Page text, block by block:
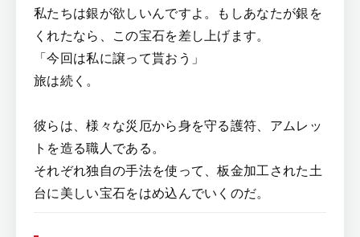
私たちは銀が欲しいんですよ。もしあなたが銀を
くれたなら、この宝石を差し上げます。
「今回は私に譲って貰おう」
旅は続く。
彼らは、様々な災厄から身を守る護符、アムレッ
トを造る職人である。
それぞれ独自の手法を使って、板金加工された土
台に美しい宝石をはめ込んでいくのだ。